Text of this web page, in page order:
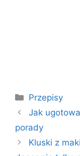
Kategorie
Przepisy
Jak
porady
Kluski z